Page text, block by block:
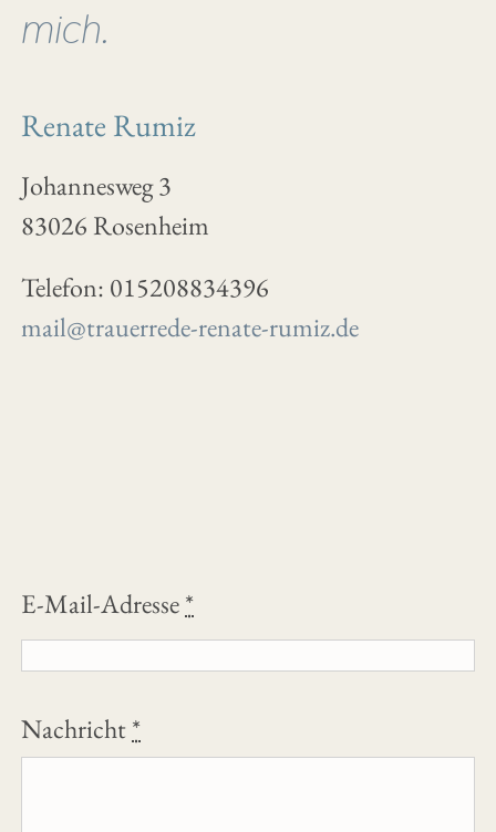
mich.
Renate Rumiz
Johannesweg 3
83026 Rosenheim
Telefon: 015208834396
mail@trauerrede-renate-rumiz.de
E-Mail-Adresse*
Nachricht*